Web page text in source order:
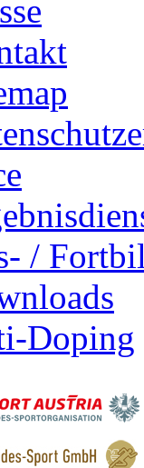
/
Doping